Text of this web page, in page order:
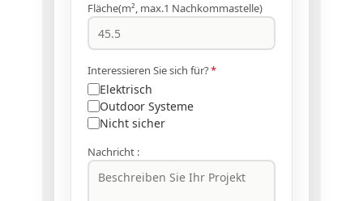
Fläche(m², max.1 Nachkommastelle)
Interessieren Sie sich für?*
Elektrisch
Outdoor Systeme
Nicht sicher
Nachricht :